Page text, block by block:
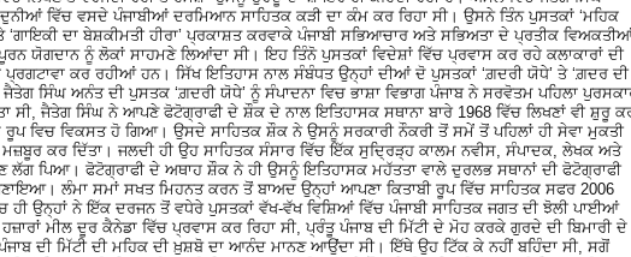
ਵਿੱਚ ਵਸਦੇ ਪੰਜਾਬੀਆਂ ਦਰਮਿਆਨ ਸਾਹਿਤਕ ਕੜੀ ਦਾ ਕੰਮ ਕਰ ਰਿਹਾ ਸੀ। ਉਸਨੇ ਤਿੰਨ ਪੁਸਤਕਾਂ ‘ਮਹਿਕ
‘ਗਾਇਕੀ ਦਾ ਬੇਸ਼ਕੀਮਤੀ ਹੀਰਾ’ ਪ੍ਰਕਾਸ਼ਤ ਕਰਵਾਕੇ ਪੰਜਾਬੀ ਸਭਿਆਚਾਰ ਅਤੇ ਸਭਿਅਤਾ ਦੇ ਪ੍ਰਤੀਕ
ਯੋਗਦਾਨ ਨੂੰ ਲੋਕਾਂ ਸਾਹਮਣੇ ਲਿਆਂਦਾ ਸੀ। ਇਹ ਤਿੰਨੋ ਪੁਸਤਕਾਂ ਵਿਦੇਸ਼ਾਂ ਵਿੱਚ ਪ੍ਰਵਾਸ ਕਰ ਰਹੇ ਕਲਾਕਾਰਾਂ ਦੀ
ਪ੍ਰਗਟਾਵਾ ਕਰ ਰਹੀਆਂ ਹਨ। ਸਿੱਖ ਇਤਿਹਾਸ ਨਾਲ ਸੰਬੰਧਤ ਉਨ੍ਹਾਂ ਦੀਆਂ ਦੋ ਪੁਸਤਕਾਂ ‘ਗ਼ਦਰੀ ਯੋਧੇ’ ਤੇ ‘ਗ਼ਦਰ ਦੀ
ਸਿੰਘ ਅਨੰਤ ਦੀ ਪੁਸਤਕ ‘ਗ਼ਦਰੀ ਯੋਧੇ’ ਨੂੰ ਸੰਪਾਦਨਾ ਵਿਚ ਭਾਸ਼ਾ ਵਿਭਾਗ ਪੰਜਾਬ ਨੇ ਸਰਵੋਤਮ ਪਹਿਲਾ
ਸੀ, ਜੈਤੇਗ ਸਿੰਘ ਨੇ ਆਪਣੇ ਫੋਟੋਗ੍ਰਾਫੀ ਦੇ ਸ਼ੌਕ ਦੇ ਨਾਲ ਇਤਿਹਾਸਕ ਸਥਾਨਾ ਬਾਰੇ 1968 ਵਿੱਚ ਲਿਖਣਾਂ ਵੀ ਸ਼ੁਰੂ
ਵਿਚ ਵਿਕਸਤ ਹੋ ਗਿਆ। ਉਸਦੇ ਸਾਹਿਤਕ ਸ਼ੌਕ ਨੇ ਉਸਨੂੰ ਸਰਕਾਰੀ ਨੌਕਰੀ ਤੋਂ ਸਮੇਂ ਤੋਂ ਪਹਿਲਾਂ ਹੀ ਸੇਵਾ ਮੁਕਤੀ
ਕਰ ਦਿੱਤਾ। ਜਲਦੀ ਹੀ ਉਹ ਸਾਹਿਤਕ ਸੰਸਾਰ ਵਿੱਚ ਇੱਕ ਸੁਦ੍ਰਿੜ੍ਹ ਕਾਲਮ ਨਵੀਸ, ਸੰਪਾਦਕ, ਲੇਖਕ ਅਤੇ
ਲੱਗ ਪਿਆ। ਫੋਟੋਗ੍ਰਾਫੀ ਦੇ ਅਥਾਹ ਸ਼ੌਕ ਨੇ ਹੀ ਉਸਨੂੰ ਇਤਿਹਾਸਕ ਮਹੱਤਤਾ ਵਾਲੇ ਦੁਰਲਭ ਸਥਾਨਾਂ ਦੀ ਫੋਟੋਗ੍ਰਾਫੀ
ਲੰਮਾ ਸਮਾਂ ਸਖਤ ਮਿਹਨਤ ਕਰਨ ਤੋਂ ਬਾਅਦ ਉਨ੍ਹਾਂ ਆਪਣਾ ਕਿਤਾਬੀ ਰੂਪ ਵਿੱਚ ਸਾਹਿਤਕ ਸਫਰ 2006
ਹੀ ਉਨ੍ਹਾਂ ਨੇ ਇੱਕ ਦਰਜਨ ਤੋਂ ਵਧੇਰੇ ਪੁਸਤਕਾਂ ਵੱਖ-ਵੱਖ ਵਿਸ਼ਿਆਂ ਵਿੱਚ ਪੰਜਾਬੀ ਸਾਹਿਤਕ ਜਗਤ ਦੀ ਝੋਲੀ ਪਾਈਆਂ
ਮੀਲ ਦੂਰ ਕੈਨੇਡਾ ਵਿੱਚ ਪ੍ਰਵਾਸ ਕਰ ਰਿਹਾ ਸੀ, ਪ੍ਰੰਤੂ ਪੰਜਾਬ ਦੀ ਮਿੱਟੀ ਦੇ ਮੋਹ ਕਰਕੇ ਗੁਰਦੇ ਦੀ ਬਿਮਾਰੀ ਦੇ
ਦੀ ਮਿੱਟੀ ਦੀ ਮਹਿਕ ਦੀ ਖ਼ੁਸ਼ਬੋ ਦਾ ਆਨੰਦ ਮਾਨਣ ਆਉਂਦਾ ਸੀ। ਇੱਥੇ ਉਹ ਟਿੱਕ ਕੇ ਨਹੀਂ ਬਹਿੰਦਾ ਸੀ, ਸਗੋਂ